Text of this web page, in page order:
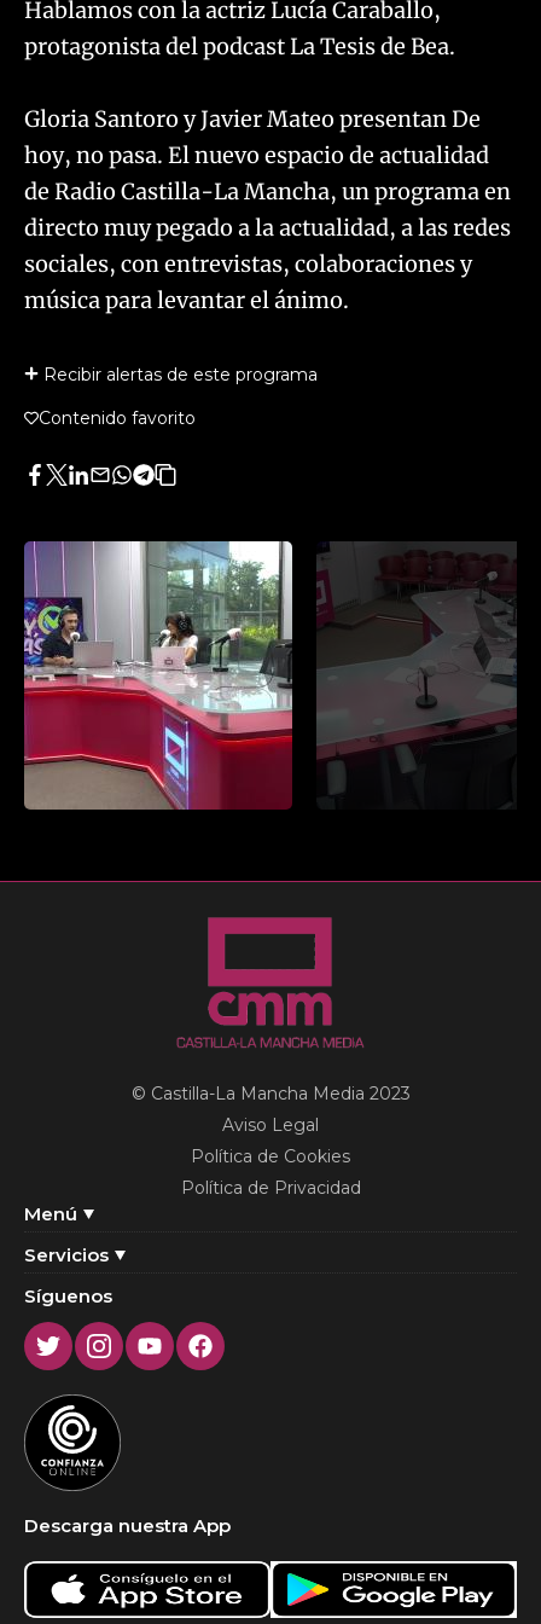
Hablamos con la actriz Lucía Caraballo,
protagonista del podcast La Tesis de Bea.
Gloria Santoro y Javier Mateo presentan De
hoy, no pasa. El nuevo espacio de actualidad
de Radio Castilla-La Mancha, un programa en
directo muy pegado a la actualidad, a las redes
sociales, con entrevistas, colaboraciones y
música para levantar el ánimo.​
Recibir alertas de este programa
Contenido favorito
Facebook
Twitter
LinkedIn
Enviar
Whatsapp
Telegram
Copiar
artículo
Menú
Servicios
© Castilla-La Mancha Media 2023
Aviso Legal
Política de Cookies
Política de Privacidad
Síguenos
TwitterInstagram
YoutubeFacebook
Descarga nuestra App